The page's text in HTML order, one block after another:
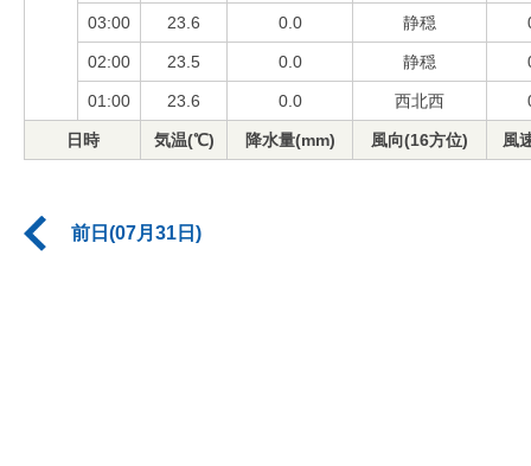
03:00 23.6 0.0 静穏
02:00 23.5 0.0 静穏
01:00 23.6 0.0 西北西
日時 気温(℃) 降水量(mm) 風向(16方位) 風
前日(07月31日)